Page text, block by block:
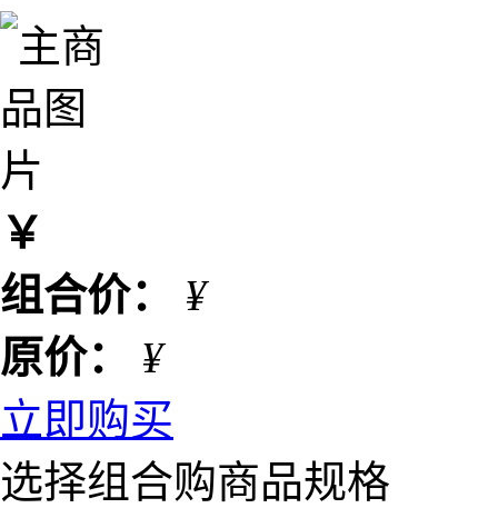
￥
组合价： ¥
原价： ¥
立即购买
选择组合购商品规格